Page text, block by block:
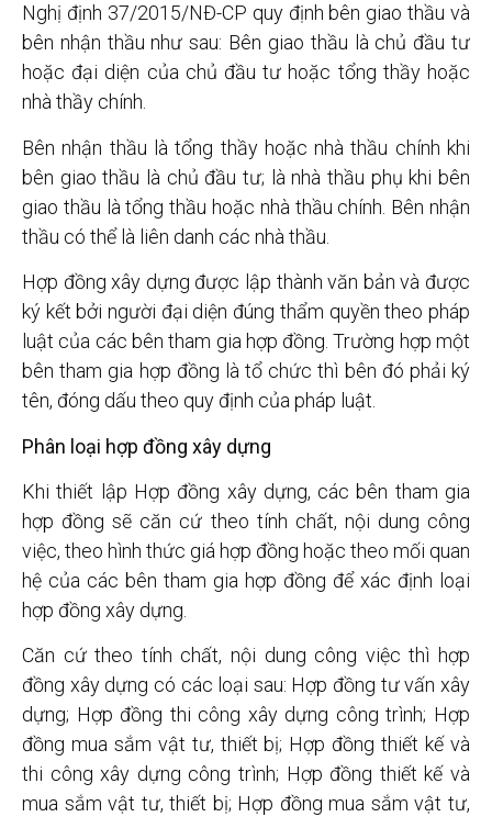
Nghị định 37/2015/NĐ-CP quy định bên giao thầu và
bên nhận thầu như sau: Bên giao thầu là chủ đầu tư
hoặc đại diện của chủ đầu tư hoặc tổng thầy hoặc
nhà thầy chính.
Bên nhận thầu là tổng thầy hoặc nhà thầu chính khi
bên giao thầu là chủ đầu tư; là nhà thầu phụ khi bên
giao thầu là tổng thầu hoặc nhà thầu chính. Bên nhận
thầu có thể là liên danh các nhà thầu.
Hợp đồng xây dựng được lập thành văn bản và được
ký kết bởi người đại diện đúng thẩm quyền theo pháp
luật của các bên tham gia hợp đồng. Trường hợp một
bên tham gia hợp đồng là tổ chức thì bên đó phải ký
tên, đóng dấu theo quy định của pháp luật.
Phân loại hợp đồng xây dựng
Khi thiết lập Hợp đồng xây dựng, các bên tham gia
hợp đồng sẽ căn cứ theo tính chất, nội dung công
việc, theo hình thức giá hợp đồng hoặc theo mối quan
hệ của các bên tham gia hợp đồng để xác định loại
hợp đồng xây dựng.
Căn cứ theo tính chất, nội dung công việc thì hợp
đồng xây dựng có các loại sau: Hợp đồng tư vấn xây
dựng; Hợp đồng thi công xây dựng công trình; Hợp
đồng mua sắm vật tư, thiết bị; Hợp đồng thiết kế và
thi công xây dựng công trình; Hợp đồng thiết kế và
mua sắm vật tư, thiết bị; Hợp đồng mua sắm vật tư,